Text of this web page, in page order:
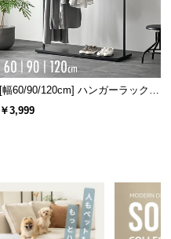
[幅60/90/120cm] ハンガーラック
スチール 4段階高さ調節 サイドフ
￥3,999